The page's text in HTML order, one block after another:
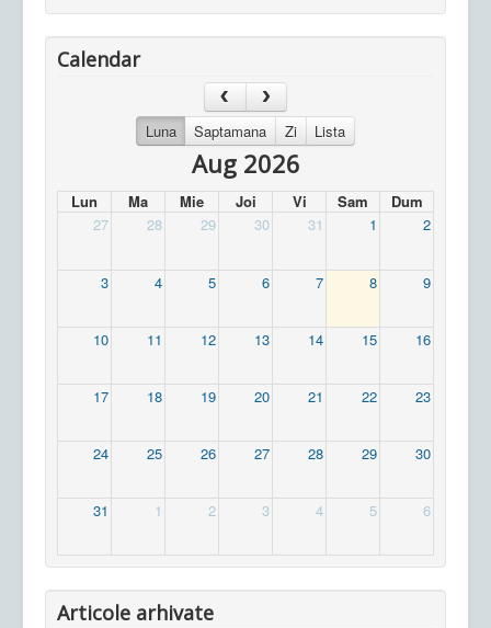
Calendar
Luna Saptamana Zi Lista
Aug 2026
Lun Ma Mie Joi Vi Sam
Dum
27
28 29 30 31 1 2
3 4 5 6 7 8 9
10 11 12 13 14 15 16
17 18 19 20 21 22 23
24 25 26 27 28 29 30
31 1 2 3 4 5 6
Articole arhivate